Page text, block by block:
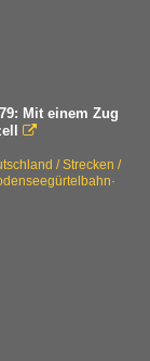
Mit einem Zug

/ Strecken /